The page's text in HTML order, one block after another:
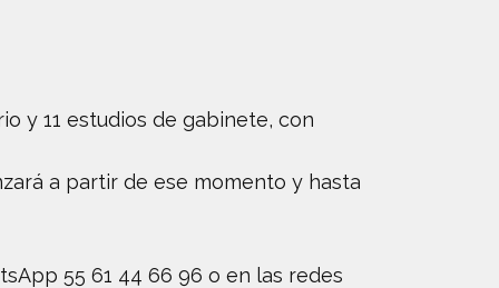
y 11 estudios de gabinete, con
a partir de ese momento y hasta
55 61 44 66 96 o en las redes